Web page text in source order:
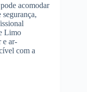
acomodar
Limo
e ar-
com a